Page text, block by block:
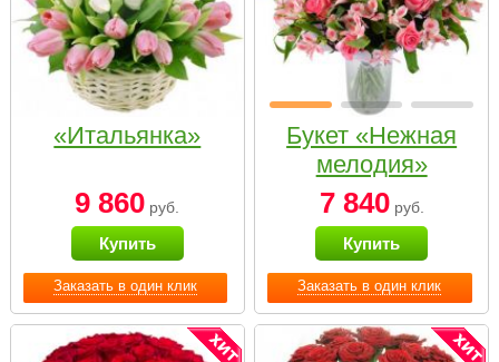
Заказать в один клик
«Итальянка»
9 860 руб.
Купить
Заказать в один клик
Букет «Нежная
мелодия»
7 840руб.
Купить